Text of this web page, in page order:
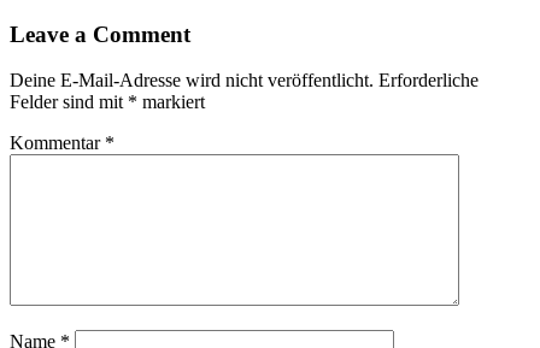
Leave a Comment
Deine E-Mail-Adresse wird nicht veröffentlicht. Erforderliche
Felder sind mit * markiert
Kommentar *
Name *